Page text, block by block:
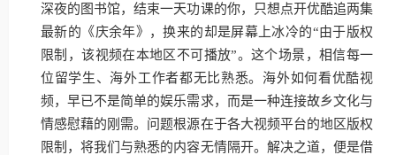
深夜的图书馆，结束一天功课的你，只想点开优酷追两集
最新的《庆余年》，换来的却是屏幕上冰冷的“由于版权
限制，该视频在本地区不可播放”。这个场景，相信每一
位留学生、海外工作者都无比熟悉。海外如何看优酷视
频，早已不是简单的娱乐需求，而是一种连接故乡文化与
情感慰藉的刚需。问题根源在于各大视频平台的地区版权
限制，将我们与熟悉的内容无情隔开。解决之道，便是借